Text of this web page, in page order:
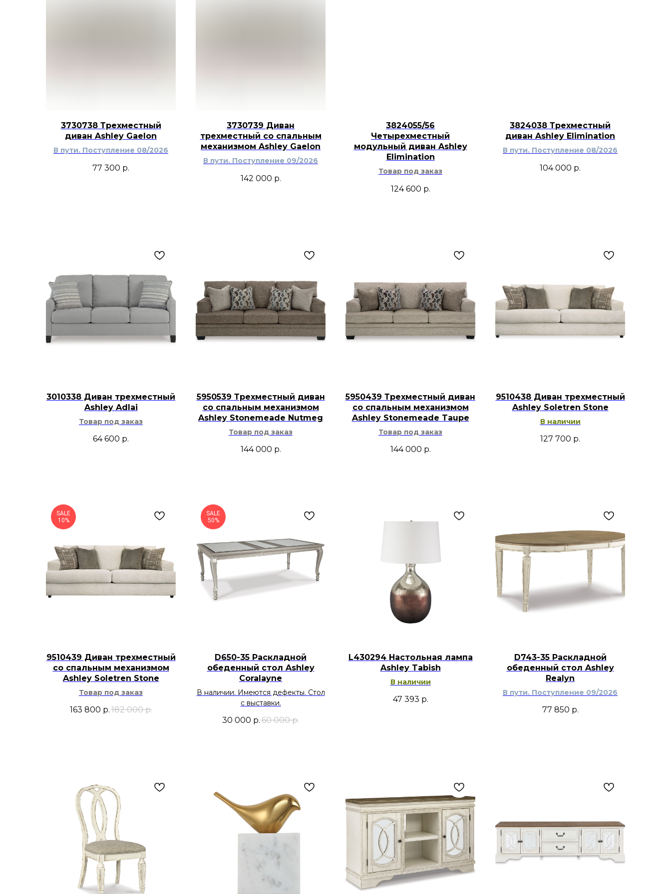
3730738 Трехместный
диван Ashley Gaelon
В пути. Поступление 08/2026
77 300 р.
3730739 Диван
трехместный со спальным
механизмом Ashley Gaelon
В пути. Поступление 09/2026
142 000 р.
3824055/56
Четырехместный
модульный диван Ashley
Elimination
Товар под заказ
124 600 р.
3824038 Трехместный
диван Ashley Elimination
В пути. Поступление 08/2026
104 000 р.
3010338 Диван трехместный
Ashley Adlai
Товар под заказ
64 600 р.
5950539 Трехместный диван
со спальным механизмом
Ashley Stonemeade Nutmeg
Товар под заказ
144 000 р.
5950439 Трехместный диван
со спальным механизмом
Ashley Stonemeade Taupe
Товар под заказ
144 000 р.
9510438 Диван трехместный
Ashley Soletren Stone
В наличии
127 700 р.
SALE
10%
9510439 Диван трехместный
со спальным механизмом
Ashley Soletren Stone
Товар под заказ
163 800 р.182 000 р.
SALE
50%
D650-35 Раскладной
обеденный стол Ashley
Coralayne
В наличии. Имеются дефекты. Стол
с выставки.
30 000 р. 60 000 р.
L430294 Настольная лампа
Ashley Tabish
В наличии
47 393 р.
D743-35 Раскладной
обеденный стол Ashley
Realyn
В пути. Поступление 09/2026
77 850 р.